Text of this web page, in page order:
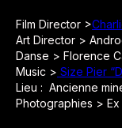
Film Director >
Art Director >
Danse > Florence
Music > Size Pier
Lieu : Ancienne
Photographies >